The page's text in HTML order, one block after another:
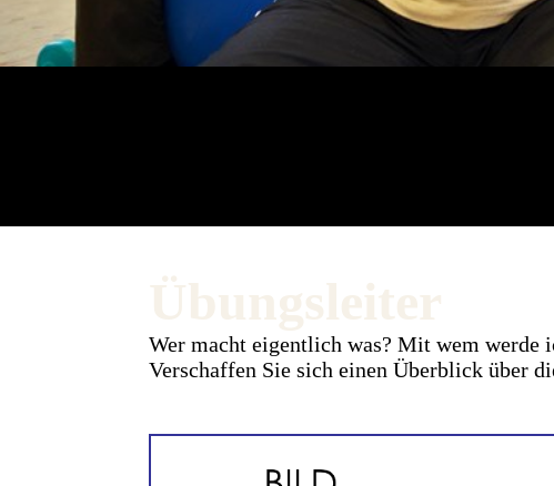
Wer macht eigentlich was? Mit wem werde
Verschaffen Sie sich einen Überblick über